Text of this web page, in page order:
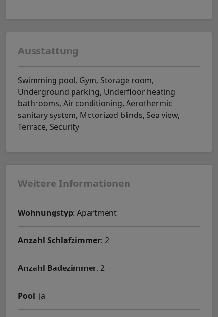
Ausstattung
Swimming pool, Gym, Storage room,
Underground parking, Underfloor heating
bathrooms, Air conditioning, Aerothermic
sanitary system, Motorized blinds, Sea view,
Terrace, Security
Weitere Informationen
Wohnungstyp: Apartment
Anzahl Schlafzimmer: 2
Anzahl Badezimmer: 2
Pool: ja